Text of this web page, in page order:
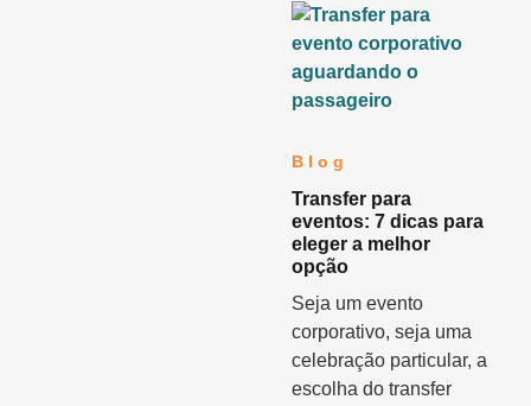
Blog
Transfer para
eventos: 7 dicas para
eleger a melhor
opção
Seja um evento
corporativo, seja uma
celebração particular, a
escolha do transfer